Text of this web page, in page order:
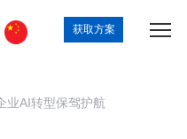
获取方案
业AI转型保驾护航